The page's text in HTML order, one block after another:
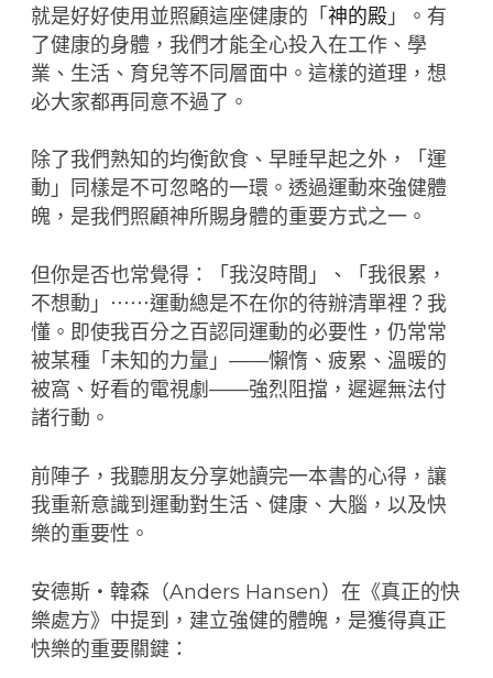
就是好好使用並照顧這座健康的「神的殿 」。有
了健康的身體，我們才能全心投入在工作、學
業、生活、育兒等不同層面中。這樣的道理，想
必大家都再同意不過了。
除了我們熟知的均衡飲食、早睡早起之外，「運
動」同樣是不可忽略的一環。透過運動來強健體
魄，是我們照顧神所賜身體的重要方式之一。
但你是否也常覺得：「我沒時間」、「我很累，
不想動」⋯⋯運動總是不在你的待辦清單裡？我
懂。即使我百分之百認同運動的必要性，仍常常
被某種「未知的力量」——懶惰、疲累、溫暖的
被窩、好看的電視劇——強烈阻擋，遲遲無法付
諸行動。
前陣子，我聽朋友分享她讀完一本書的心得，讓
我重新意識到運動對生活、健康、大腦，以及快
樂的重要性。
安德斯・韓森（Anders Hansen）在《真正的快
樂處方》中提到，建立強健的體魄，是獲得真正
快樂的重要關鍵：